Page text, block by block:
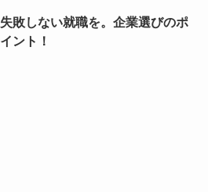
失敗しない就職を。企業選びのポ
イント！